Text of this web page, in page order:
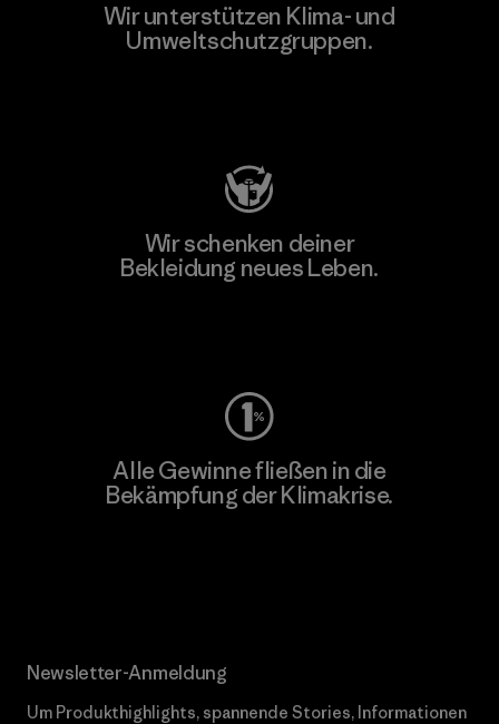
Wir unterstützen Klima- und
Umweltschutzgruppen.
Wir schenken deiner
Bekleidung neues Leben.
Alle Gewinne fließen in die
Bekämpfung der Klimakrise.
Newsletter-Anmeldung
Um Produkthighlights, spannende Stories, Informationen